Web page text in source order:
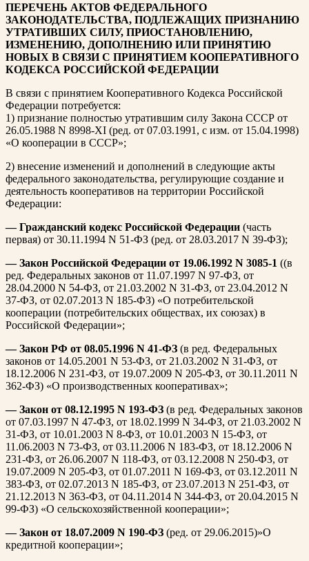
ПЕРЕЧЕНЬ АКТОВ ФЕДЕРАЛЬНОГО
ЗАКОНОДАТЕЛЬСТВА, ПОДЛЕЖАЩИХ ПРИЗНАНИЮ
УТРАТИВШИХ СИЛУ, ПРИОСТАНОВЛЕНИЮ,
ИЗМЕНЕНИЮ, ДОПОЛНЕНИЮ ИЛИ ПРИНЯТИЮ
НОВЫХ В СВЯЗИ С ПРИНЯТИЕМ КООПЕРАТИВНОГО
КОДЕКСА РОССИЙСКОЙ ФЕДЕРАЦИИ
В связи с принятием Кооперативного Кодекса Российской
Федерации потребуется:
1) признание полностью утратившим силу Закона СССР от
26.05.1988 N 8998-XI (ред. от 07.03.1991, с изм. от 15.04.1998)
«О кооперации в СССР»;
2) внесение изменений и дополнений в следующие акты
федерального законодательства, регулирующие создание и
деятельность кооперативов на территории Российской
Федерации:
— Гражданский кодекс Российской Федерации (часть
первая) от 30.11.1994 N 51-ФЗ (ред. от 28.03.2017 N 39-ФЗ);
— Закон Российской Федерации от 19.06.1992 N 3085-1 ((в
ред. Федеральных законов от 11.07.1997 N 97-ФЗ, от
28.04.2000 N 54-ФЗ, от 21.03.2002 N 31-ФЗ, от 23.04.2012 N
37-ФЗ, от 02.07.2013 N 185-ФЗ) «О потребительской
кооперации (потребительских обществах, их союзах) в
Российской Федерации»;
— Закон РФ от 08.05.1996 N 41-ФЗ (в ред. Федеральных
законов от 14.05.2001 N 53-ФЗ, от 21.03.2002 N 31-ФЗ, от
18.12.2006 N 231-ФЗ, от 19.07.2009 N 205-ФЗ, от 30.11.2011 N
362-ФЗ) «О производственных кооперативах»;
— Закон от 08.12.1995 N 193-ФЗ (в ред. Федеральных законов
от 07.03.1997 N 47-ФЗ, от 18.02.1999 N 34-ФЗ, от 21.03.2002 N
31-ФЗ, от 10.01.2003 N 8-ФЗ, от 10.01.2003 N 15-ФЗ, от
11.06.2003 N 73-ФЗ, от 03.11.2006 N 183-ФЗ, от 18.12.2006 N
231-ФЗ, от 26.06.2007 N 118-ФЗ, от 03.12.2008 N 250-ФЗ, от
19.07.2009 N 205-ФЗ, от 01.07.2011 N 169-ФЗ, от 03.12.2011 N
383-ФЗ, от 02.07.2013 N 185-ФЗ, от 23.07.2013 N 251-ФЗ, от
21.12.2013 N 363-ФЗ, от 04.11.2014 N 344-ФЗ, от 20.04.2015 N
99-ФЗ) «О сельскохозяйственной кооперации»;
— Закон от 18.07.2009 N 190-ФЗ (ред. от 29.06.2015)»О
кредитной кооперации»;